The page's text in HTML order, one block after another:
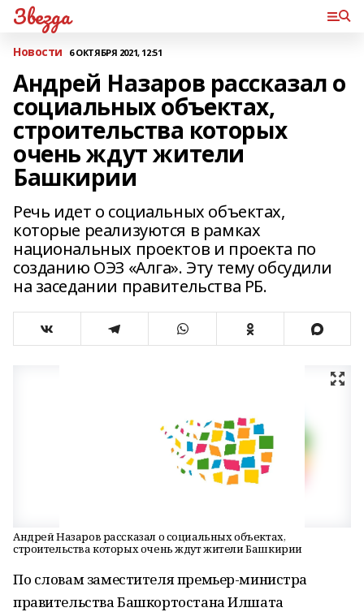
Звезда
Новости 6 ОКТЯБРЯ 2021, 12:51
Андрей Назаров рассказал о
социальных объектах,
строительства которых
очень ждут жители
Башкирии
Речь идет о социальных объектах,
которые реализуются в рамках
национальных проектов и проекта по
созданию ОЭЗ «Алга». Эту тему обсудили
на заседании правительства РБ.
Андрей Назаров рассказал о социальных объектах,
строительства которых очень ждут жители Башкирии
По словам заместителя премьер-министра
правительства Башкортостана Илшата